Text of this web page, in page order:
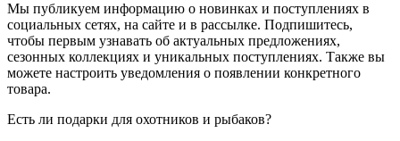
Мы публикуем информацию о новинках и поступлениях в
социальных сетях, на сайте и в рассылке. Подпишитесь,
чтобы первым узнавать об актуальных предложениях,
сезонных коллекциях и уникальных поступлениях. Также вы
можете настроить уведомления о появлении конкретного
товара.
Есть ли подарки для охотников и рыбаков?